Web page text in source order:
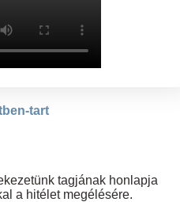
tart
tagjának honlapja
a hitélet megélésére.